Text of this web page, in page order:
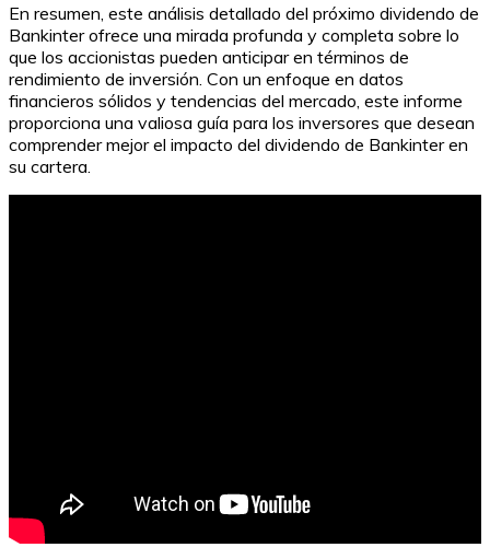
En resumen, este análisis detallado del próximo dividendo de
Bankinter ofrece una mirada profunda y completa sobre lo
que los accionistas pueden anticipar en términos de
rendimiento de inversión. Con un enfoque en datos
financieros sólidos y tendencias del mercado, este informe
proporciona una valiosa guía para los inversores que desean
comprender mejor el impacto del dividendo de Bankinter en
su cartera.